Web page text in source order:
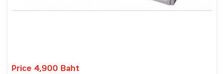
Price 4,900 Baht